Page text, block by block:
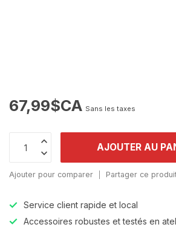
67,99$CA Sans les taxes
AJOUTER AU
Ajouter pour comparer Partager ce
Service client rapide et local
Accessoires robustes et testés en